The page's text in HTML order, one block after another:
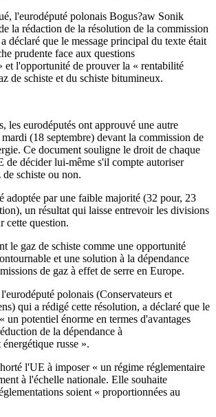
l'eurodéputé polonais Bogus?aw Sonik
la rédaction de la résolution de la commission
déclaré que le message principal du texte était
prudente face aux questions
et l'opportunité de prouver la « rentabilité
de schiste et du schiste bitumineux.
les eurodéputés ont approuvé une autre
(18 septembre) devant la commission de
Ce document souligne le droit de chaque
de décider lui-même s'il compte autoriser
schiste ou non.
adoptée par une faible majorité (32 pour, 23
un résultat qui laisse entrevoir les divisions
cette question.
le gaz de schiste comme une opportunité
et une solution à la dépendance
de gaz à effet de serre en Europe.
polonais (Conservateurs et
qui a rédigé cette résolution, a déclaré que le
un potentiel énorme en termes d'avantages
de la dépendance à
russe ».
l'UE à imposer « un régime réglementaire
à l'échelle nationale. Elle souhaite
soient « proportionnées au